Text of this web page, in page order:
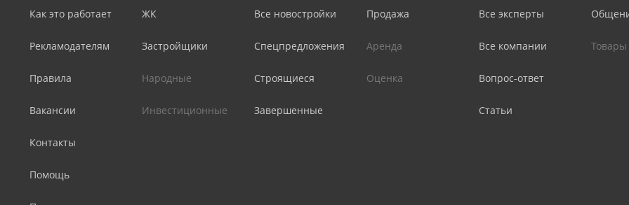
Как это работает
Рекламодателям
Правила
Вакансии
Контакты
Помощь
ЖК
Застройщики
Народные
Инвестиционные
Все новостройки
Спецпредложения
Строящиеся
Завершенные
Продажа
Аренда
Оценка
Все эксперты
Все компании
Вопрос-ответ
Статьи
Товары